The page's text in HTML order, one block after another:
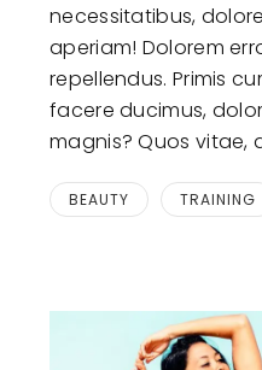
necessitatibus,
aperiam! Dolorem
repellendus. Primis
facere ducimus,
magnis? Quos vitae,
BEAUTY TRAINING